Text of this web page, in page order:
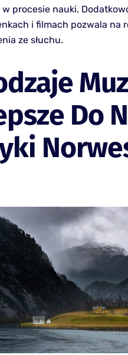
procesie nauki.
i filmach pozwala na
ze słuchu.
Do